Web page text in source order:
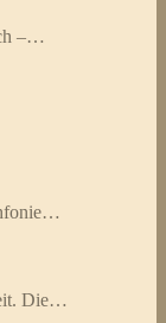
–…
Die…